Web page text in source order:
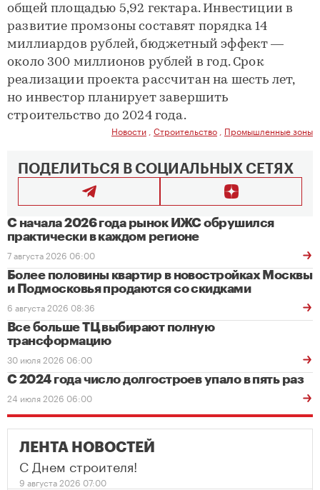
общей площадью 5,92 гектара. Инвестиции в
развитие промзоны составят порядка 14
миллиардов рублей, бюджетный эффект —
около 300 миллионов рублей в год. Срок
реализации проекта рассчитан на шесть лет,
но инвестор планирует завершить
строительство до 2024 года.
Новости Строительство Промышленные зоны
ПОДЕЛИТЬСЯ В СОЦИАЛЬНЫХ СЕТЯХ
С начала 2026 года рынок ИЖС обрушился
практически в каждом регионе
7 августа 2026 06:00
Более половины квартир в новостройках Москвы
и Подмосковья продаются со скидками
6 августа 2026 08:36
Все больше ТЦ выбирают полную
трансформацию
30 июля 2026 06:00
С 2024 года число долгостроев упало в пять раз
24 июля 2026 06:00
ЛЕНТА НОВОСТЕЙ
С Днем строителя!
9 августа 2026 07:00